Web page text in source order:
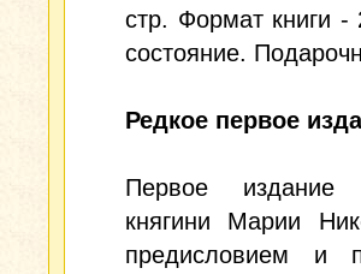
стр. Формат книги
состояние.
Редкое первое
Первое издание
княгини Марии
предисловием и